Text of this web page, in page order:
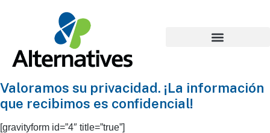
Valoramos su privacidad. ¡La información
que recibimos es confidencial!
[gravityform id=”4″ title=”true”]